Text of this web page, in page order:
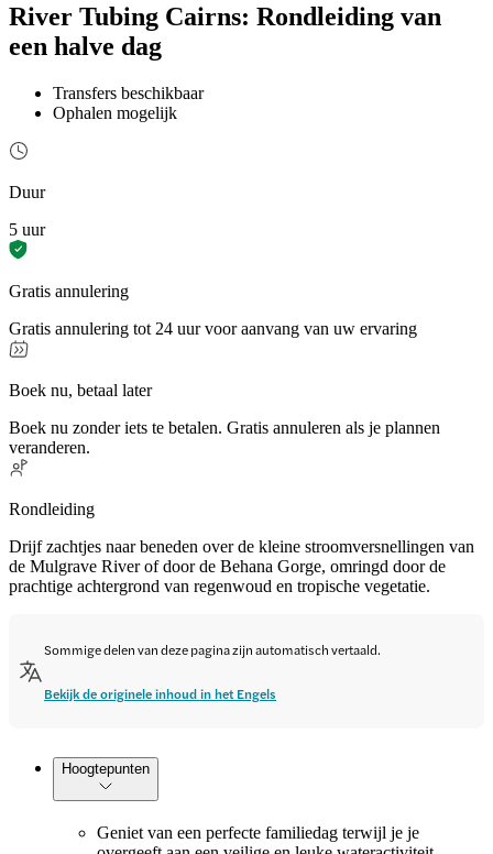
River Tubing Cairns: Rondleiding van
een halve dag
Transfers beschikbaar
Ophalen mogelijk
Duur
5 uur
Gratis annulering
Gratis annulering tot 24 uur voor aanvang van uw ervaring
Boek nu, betaal later
Boek nu zonder iets te betalen. Gratis annuleren als je plannen
veranderen.
Rondleiding
Drijf zachtjes naar beneden over de kleine stroomversnellingen van
de Mulgrave River of door de Behana Gorge, omringd door de
prachtige achtergrond van regenwoud en tropische vegetatie.
Sommige delen van deze pagina zijn automatisch vertaald.
Bekijk de originele inhoud in het Engels
Hoogtepunten
Geniet van een perfecte familiedag terwijl je je